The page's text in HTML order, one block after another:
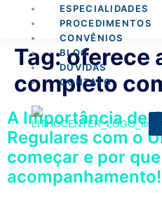
ESPECIALIDADES
PROCEDIMENTOS
CONVÊNIOS
BLOG
DÚVIDAS
CONTATO
Tag:oferece
completo
A Importância de
Regulares com o
começar e por
acompanhamento!